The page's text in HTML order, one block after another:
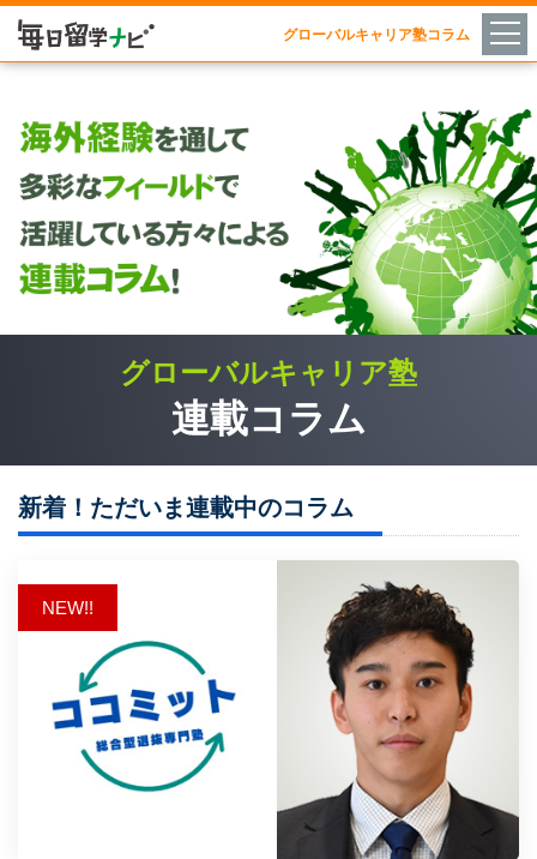
グローバルキャリア塾コラム
グローバルキャリア塾
連載コラム
新着！ただいま連載中のコラム
NEW!!